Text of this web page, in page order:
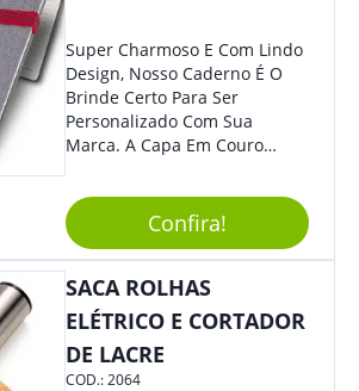
Super Charmoso E Com Lindo
Design, Nosso Caderno É O
Brinde Certo Para Ser
Personalizado Com Sua
Marca. A Capa Em Couro
Elástico Permite Maior
Segurança Ao Carregá-Lo.
Ofereça A Seus Clientes E
Colaboradores, Sem Dúvidas
Eles Irão Adorar.
Confira!
SACA ROLHAS
ELÉTRICO E CORTADOR
DE LACRE
COD.:2064